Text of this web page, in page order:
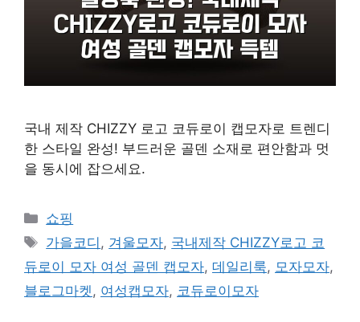
국내 제작 CHIZZY 로고 코듀로이 캡모자로 트렌디
한 스타일 완성! 부드러운 골덴 소재로 편안함과 멋
을 동시에 잡으세요.
카
테
고
리
쇼핑
태
그
가을코디 , 겨울모자, 국내제작 CHIZZY로고 코
듀로이 모자 여성 골덴 캡모자, 데일리룩, 모자모자,
블로그마켓 , 여성캡모자, 코듀로이모자